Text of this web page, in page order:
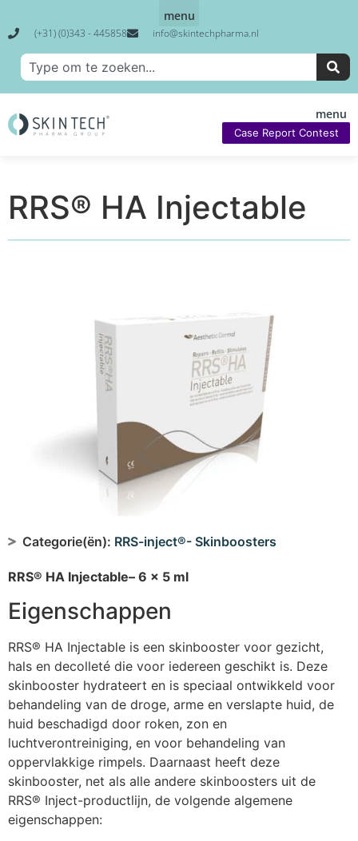
(+31) (0)343 - 445858 info@skintechpharma.nl
Case Report Contest
RRS® HA Injectable
Categorie(ën): RRS-inject®- Skinboosters
RRS® HA Injectable– 6 x 5 ml
Eigenschappen
RRS® HA Injectable is een skinbooster voor gezicht,
hals en decolleté die voor iedereen geschikt is. Deze
skinbooster hydrateert en is speciaal ontwikkeld voor
behandeling van de droge, arme en verslapte huid, de
huid beschadigd door roken, zon en
luchtverontreiniging, en voor behandeling van
oppervlakkige rimpels. Daarnaast heeft deze
skinbooster, net als alle andere skinboosters uit de
RRS® Inject-productlijn, de volgende algemene
eigenschappen: